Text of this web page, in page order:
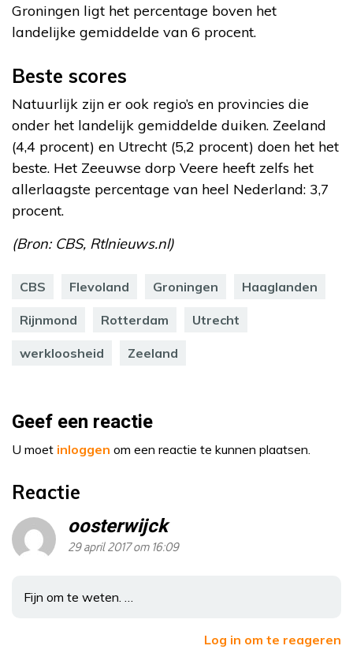
Groningen ligt het percentage boven het
landelijke gemiddelde van 6 procent.
Beste scores
Natuurlijk zijn er ook regio’s en provincies die
onder het landelijk gemiddelde duiken. Zeeland
(4,4 procent) en Utrecht (5,2 procent) doen het het
beste. Het Zeeuwse dorp Veere heeft zelfs het
allerlaagste percentage van heel Nederland: 3,7
procent.
(Bron: CBS, Rtlnieuws.nl)
CBS Flevoland Groningen Haaglanden
Rijnmond Rotterdam Utrecht
werkloosheid Zeeland
Geef een reactie
U moet inloggen om een reactie te kunnen plaatsen.
Reactie
oosterwijck
29 april 2017 om 16:09
Fijn om te weten. …
Log in om te reageren